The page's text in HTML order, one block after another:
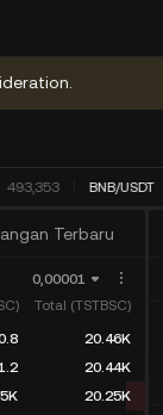
493,353 BNB/USDT
Terbaru
0,00001
Total (TSTBSC)
20.46K
20.44K
20.25K